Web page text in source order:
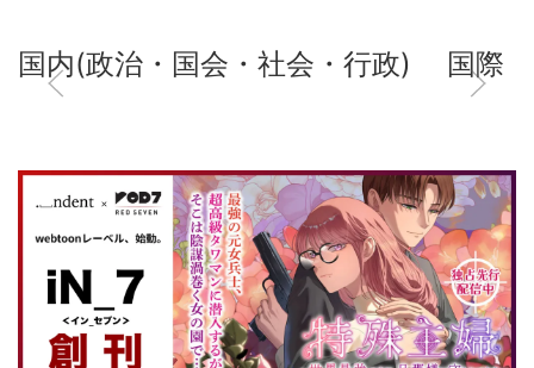
国内(政治・国会・社会・行政) 国際